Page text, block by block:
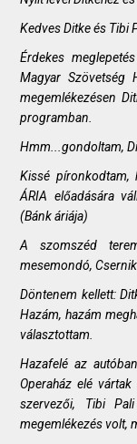
Kedves Ditke és Tibi
Érdekes
Magyar Szövetség
megemlékezésen
programban.
Hmm...gondoltam,
Kissé píronkodtam,
ÁRIA előadására
(Bánk áriája)
A szomszéd
mesemondó,
Döntenem kellett:
Hazám, hazám
választottam.
Hazafelé az
Operaház elé
szervezői, Tibi
megemlékezés volt,